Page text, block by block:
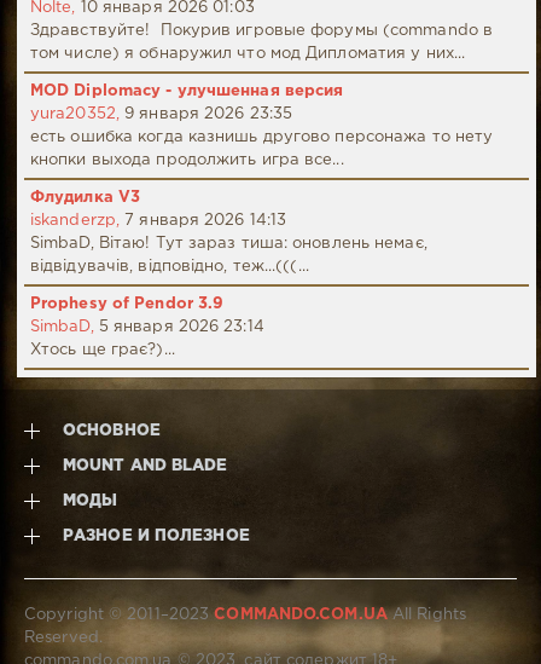
Nolte,
10 января 2026 01:03
Здравствуйте! Покурив игровые форумы (commando в
том числе) я обнаружил что мод Дипломатия у них...
MOD Diplomacy - улучшенная версия
yura20352, 9 января 2026 23:35
есть ошибка когда казнишь другово персонажа то нету
кнопки выхода продолжить игра все...
Флудилка V3
iskanderzp, 7 января 2026 14:13
SimbaD, Вітаю! Тут зараз тиша: оновлень немає,
відвідувачів, відповідно, теж...(((...
Prophesy of Pendor 3.9
SimbaD, 5 января 2026 23:14
Хтось ще грає?)...
ОСНОВНОЕ
MOUNT AND BLADE
МОДЫ
РАЗНОЕ И ПОЛЕЗНОЕ
Copyright © 2011–2023COMMANDO.COM.UAAll Rights
Reserved.